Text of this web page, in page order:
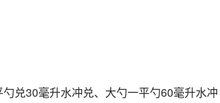
兑30毫升水冲兑、大勺一平勺60毫升水冲